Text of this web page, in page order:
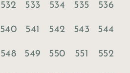
532 533 534 535 536
540 541 542 543 544
548 549 550 551 552